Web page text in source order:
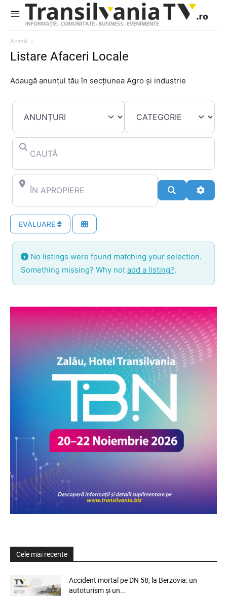
Acasă
Listare Afaceri Locale
Adaugă anunțul tău în secțiunea Agro și industrie
SELECT SEARCH TYPE
CAUTĂ
ÎN APROPIERE
CAUTĂ
EVALUARE
No listings were found matching your selection.
Something missing? Why not add a listing?.
Cele mai recente
Accident mortal pe DN 58, la Berzovia: un
autoturism și un...